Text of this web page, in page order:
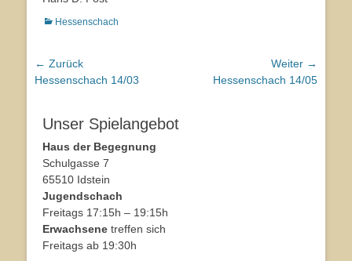
Kategorien
Hessenschach
Beitragsnavigation
← Zurück
Vorhergehender
Hessenschach 14/03
Weiter →
NächsterHessenschach 14/05
Unser Spielangebot
Haus der Begegnung
Schulgasse 7
65510 Idstein
Jugendschach
Freitags 17:15h – 19:15h
Erwachsene treffen sich
Freitags ab 19:30h